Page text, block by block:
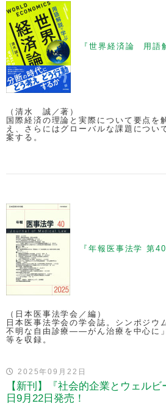
『世界経済論 用語
（清水 誠／著）
国際経済の理論と実際について要点を
え、さらにはグローバルな課題につい
案する。
『年報医事法学 第40
（日本医事法学会／編）
日本医事法学会の学会誌。シンポジウ
不明な自由診療――がん治療を中心に
等を収録。
2025年09月22日
【新刊】『社会的企業とウェル
日9月22日発売！